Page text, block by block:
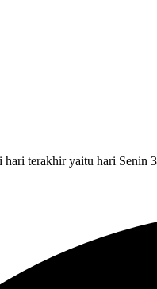
terakhir yaitu hari